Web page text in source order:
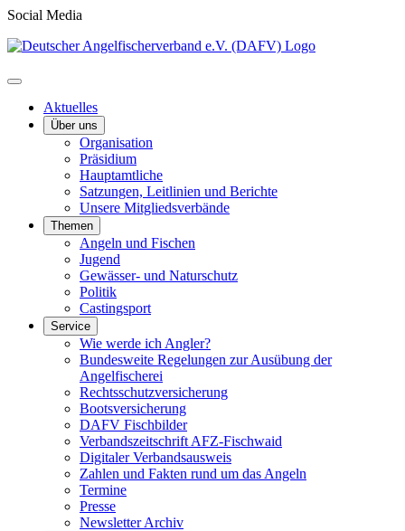
Social Media
Aktuelles
Über uns
Organisation
Präsidium
Hauptamtliche
Satzungen, Leitlinien und Berichte
Unsere Mitgliedsverbände
Themen
Angeln und Fischen
Jugend
Gewässer- und Naturschutz
Politik
Castingsport
Service
Wie werde ich Angler?
Bundesweite Regelungen zur Ausübung der
Angelfischerei
Rechtsschutzversicherung
Bootsversicherung
DAFV Fischbilder
Verbandszeitschrift AFZ-Fischwaid
Digitaler Verbandsausweis
Zahlen und Fakten rund um das Angeln
Termine
Presse
Newsletter Archiv